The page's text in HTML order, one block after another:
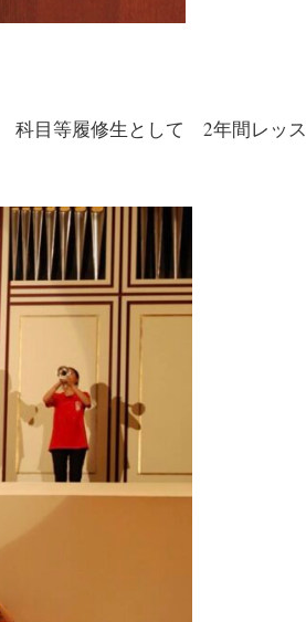
科目等履修生として 2年間レッス